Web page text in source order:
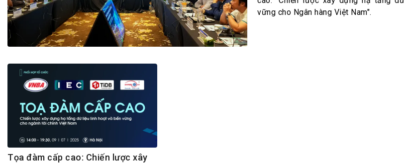
Bộ Chuẩn mực Đạo đức nghề nghiệp
Đối tác
Đấu giá tài sản
Thanh toán –Thẻ
Nhà quản trị
GÓP Ý CHÍNH SÁCH
Dự thảo luật
Tư vấn – Hỏi đáp
Tra cứu văn bản
vững cho Ngân hàng Việt Nam".
Tọa đàm cấp cao: Chiến lược xây